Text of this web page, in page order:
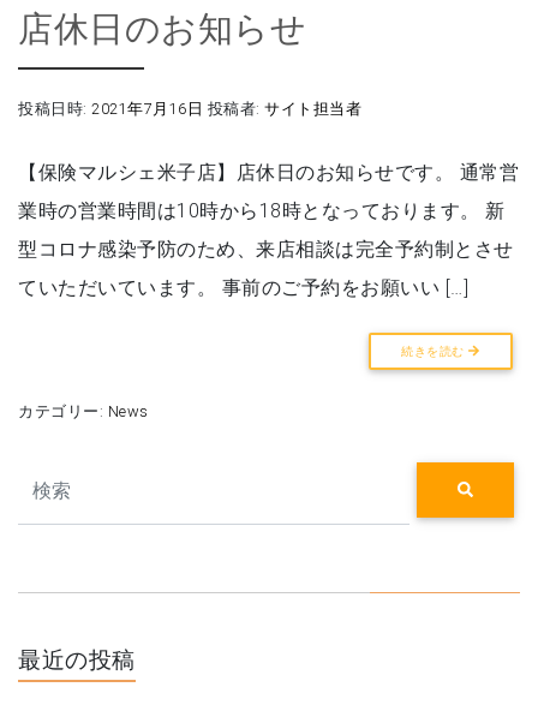
店休日のお知らせ
投稿日時: 2021年7月16日 投稿者: サイト担当者
【保険マルシェ米子店】店休日のお知らせです。 通常営
業時の営業時間は10時から18時となっております。 新
型コロナ感染予防のため、来店相談は完全予約制とさせ
ていただいています。 事前のご予約をお願いい […]
続きを読む
カテゴリー: News
最近の投稿